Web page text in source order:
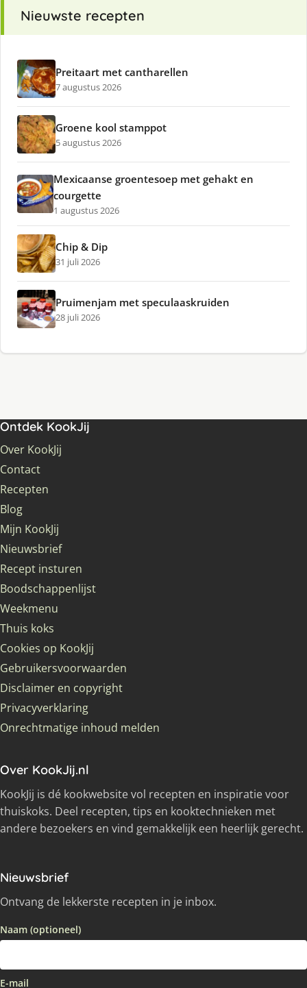
Nieuwste recepten
Preitaart met cantharellen
7 augustus 2026
Groene kool stamppot
5 augustus 2026
Mexicaanse groentesoep met gehakt en
courgette
1 augustus 2026
Chip & Dip
31 juli 2026
Pruimenjam met speculaaskruiden
28 juli 2026
Ontdek KookJij
Over KookJij
Contact
Recepten
Blog
Mijn KookJij
Nieuwsbrief
Recept insturen
Boodschappenlijst
Weekmenu
Thuis koks
Cookies op KookJij
Gebruikersvoorwaarden
Disclaimer en copyright
Privacyverklaring
Onrechtmatige inhoud melden
Over KookJij.nl
KookJij is dé kookwebsite vol recepten en inspiratie voor
thuiskoks. Deel recepten, tips en kooktechnieken met
andere bezoekers en vind gemakkelijk een heerlijk gerecht.
Nieuwsbrief
Ontvang de lekkerste recepten in je inbox.
Naam (optioneel)
E-mail